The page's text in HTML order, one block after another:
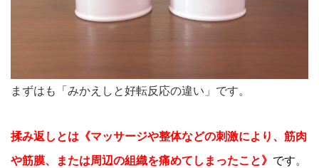
まずはも「みかえしと好転反応の違い」です。
揉み返しとは《マッサージや整体などの刺激により、筋肉
や筋膜、または周辺の組織を痛めてしまったこと》 です。